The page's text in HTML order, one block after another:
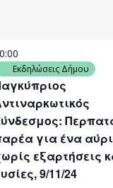
για ένα
εξαρτήσεις
9/11/24
Εκδηλώσεις Δήμου